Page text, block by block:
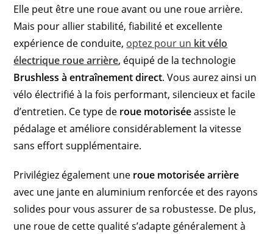
Elle peut être une roue avant ou une roue arrière.
Mais pour allier stabilité, fiabilité et excellente
expérience de conduite, optez pour un kit vélo
électrique roue arrière, équipé de la technologie
Brushless à entraînement direct. Vous aurez ainsi un
vélo électrifié à la fois performant, silencieux et facile
d’entretien. Ce type de roue motoriséeassiste le
pédalage et améliore considérablement la vitesse
sans effort supplémentaire.
Privilégiez également une roue motorisée arrière
avec une jante en aluminium renforcée et des rayons
solides pour vous assurer de sa robustesse. De plus,
une roue de cette qualité s’adapte généralement à